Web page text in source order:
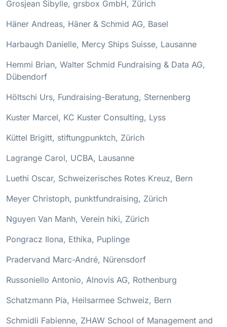
Grosjean Sibylle, grsbox GmbH, Zürich
Häner Andreas, Häner & Schmid AG, Basel
Harbaugh Danielle, Mercy Ships Suisse, Lausanne
Hemmi Brian, Walter Schmid Fundraising & Data AG​,
Dübendorf
Höltschi Urs, Fundraising-Beratung, Sternenberg
Kuster Marcel, KC Kuster Consulting, Lyss
Küttel Brigitt, stiftungpunktch, Zürich
Lagrange Carol, UCBA, Lausanne
Luethi Oscar, Schweizerisches Rotes Kreuz, Bern
Meyer Christoph, punktfundraising, Zürich
Nguyen Van Manh, Verein hiki, Zürich
Pongracz Ilona, Ethika, Puplinge
Pradervand Marc-André, Nürensdorf
Russoniello Antonio, Alnovis AG, Rothenburg
Schatzmann Pia, Heilsarmee Schweiz, Bern
Schmidli Fabienne, ZHAW School of Management and